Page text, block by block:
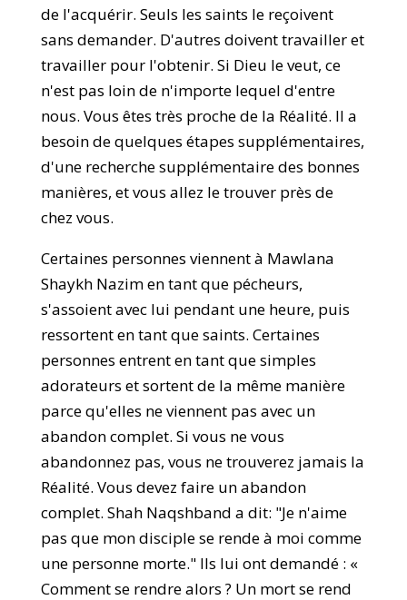
de l'acquérir. Seuls les saints le reçoivent
sans demander. D'autres doivent travailler et
travailler pour l'obtenir. Si Dieu le veut, ce
n'est pas loin de n'importe lequel d'entre
nous. Vous êtes très proche de la Réalité. Il a
besoin de quelques étapes supplémentaires,
d'une recherche supplémentaire des bonnes
manières, et vous allez le trouver près de
chez vous.
Certaines personnes viennent à Mawlana
Shaykh Nazim en tant que pécheurs,
s'assoient avec lui pendant une heure, puis
ressortent en tant que saints. Certaines
personnes entrent en tant que simples
adorateurs et sortent de la même manière
parce qu'elles ne viennent pas avec un
abandon complet. Si vous ne vous
abandonnez pas, vous ne trouverez jamais la
Réalité. Vous devez faire un abandon
complet. Shah Naqshband a dit: "Je n'aime
pas que mon disciple se rende à moi comme
une personne morte." Ils lui ont demandé : «
Comment se rendre alors ? Un mort se rend